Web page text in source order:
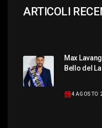
ARTICOLI
Max
Bello del
4 AGOSTO